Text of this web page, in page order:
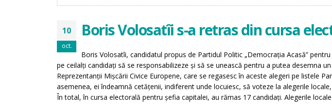
10
oct.
Boris Volosatîi s-a retras din cursa
Boris Volosatîi, candidatul propus de Partidul Politic „Democrația Acasă”
pe ceilalți candidați să se responsabilizeze și să se unească pentru a putea desemna
Reprezentanții Mișcării Civice Europene, care se regasesc în aceste alegeri pe listele
asemenea, ei îndeamnă cetățenii, indiferent unde locuiesc, să voteze la alegerile
În total, în cursa electorală pentru șefia capitalei, au rămas 17 candidați. Alegerile